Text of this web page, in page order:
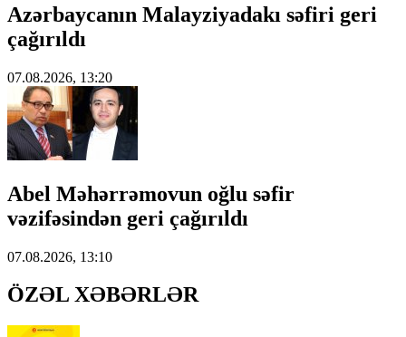
Azərbaycanın Malayziyadakı səfiri geri
çağırıldı
07.08.2026, 13:20
Abel Məhərrəmovun oğlu səfir
vəzifəsindən geri çağırıldı
07.08.2026, 13:10
ÖZƏL XƏBƏRLƏR